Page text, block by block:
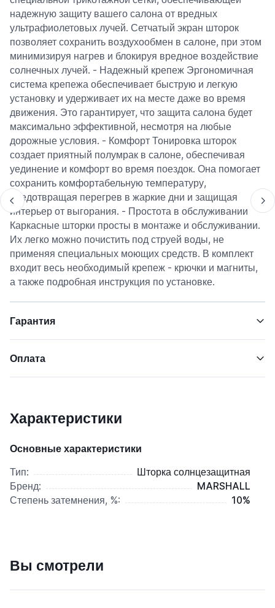
надежную защиту вашего салона от вредных
ультрафиолетовых лучей. Сетчатый экран шторок
позволяет сохранить воздухообмен в салоне, при этом
минимизируя нагрев и блокируя вредное воздействие
солнечных лучей. - Надежный крепеж Эргономичная
система крепежа обеспечивает быструю и легкую
установку и удерживает их на месте даже во время
движения. Это гарантирует, что защита салона будет
максимально эффективной, несмотря на любые
дорожные условия. - Комфорт Тонировка шторок
создает приятный полумрак в салоне, обеспечивая
уединение и комфорт во время поездок. Она помогает
сохранить комфортабельную температуру,
предотвращая перегрев в жаркие дни и защищая
интерьер от выгорания. - Простота в обслуживании
Каркасные шторки просты в монтаже и обслуживании.
Их легко можно почистить под струей воды, не
применяя специальных моющих средств. В комплект
входит весь необходимый крепеж - крючки и магниты,
а также подробная инструкция по установке.
Гарантия
Оплата
Характеристики
Основные характеристики
Тип:
Шторка солнцезащитная
Бренд:
MARSHALL
Степень затемнения, %:
10%
Вы смотрели